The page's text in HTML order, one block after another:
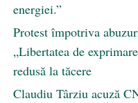
energiei.”
Protest împotriva
„Libertatea de
redusă la tăcere
Claudiu Târziu acuză